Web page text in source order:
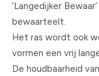
‘Langedijker
bewaarteelt.
Het ras wordt ook
vormen een vrij
De houdbaarheid